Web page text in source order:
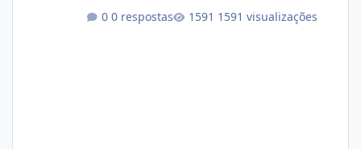
0 respostas
1591 visualizações